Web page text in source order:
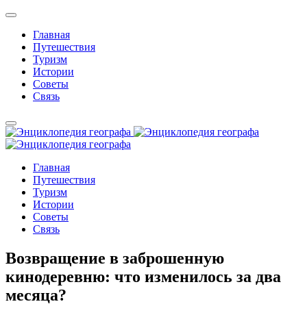
Главная
Путешествия
Туризм
Истории
Советы
Связь
Главная
Путешествия
Туризм
Истории
Советы
Связь
Возвращение в заброшенную
кинодеревню: что изменилось за два
месяца?